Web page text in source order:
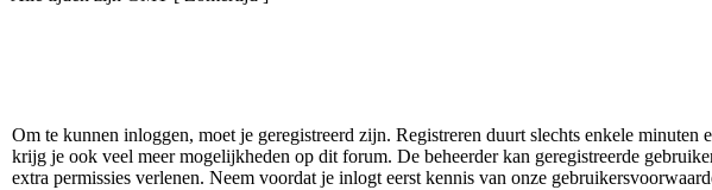
Om te kunnen inloggen, moet je geregistreerd zijn. Registreren duurt slechts enkele minuten
krijg je ook veel meer mogelijkheden op dit forum. De beheerder kan geregistreerde
extra permissies verlenen. Neem voordat je inlogt eerst kennis van onze